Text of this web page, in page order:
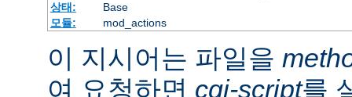
상태:
Base
모듈:
mod_actions
이 지시어는 파일을
여 요청하면 cgi-script를